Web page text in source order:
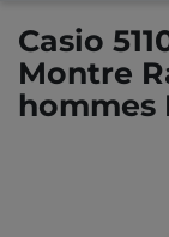
Casio
Montre
hommes